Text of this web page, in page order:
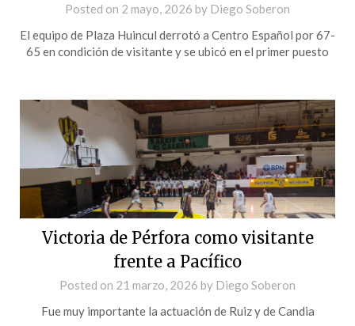
Posted on 2 mayo, 2026 by Diego Soberon
El equipo de Plaza Huincul derrotó a Centro Español por 67-
65 en condición de visitante y se ubicó en el primer puesto
Victoria de Pérfora como visitante
frente a Pacífico
Posted on 21 marzo, 2026 by Diego Soberon
Fue muy importante la actuación de Ruiz y de Candia